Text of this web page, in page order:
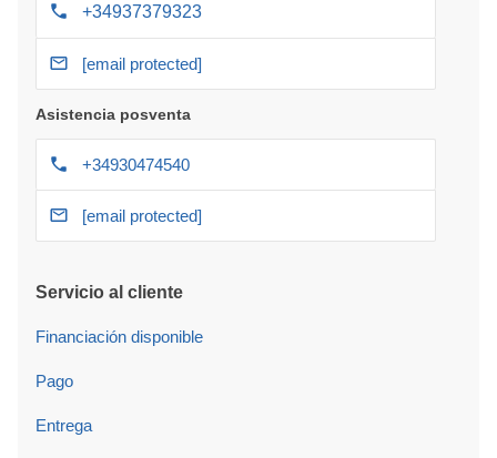
+34937379323
[email protected]
Asistencia posventa
+34930474540
[email protected]
Servicio al cliente
Financiación disponible
Pago
Entrega